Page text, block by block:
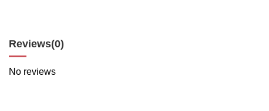
Reviews(0)
No reviews